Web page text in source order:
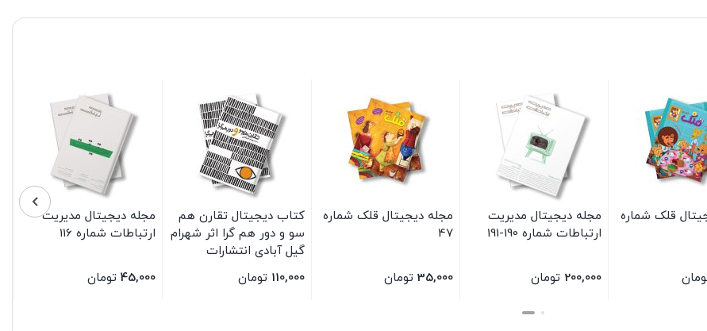
قلک شماره
مجله دیجیتال مدیریت
ارتباطات شماره 190-191
200,000 تومان
مجله دیجیتال قلک شماره
47
35,000 تومان
کتاب دیجیتال تقارن هم
سو و دور هم گرا اثر شهرام
گیل آبادی انتشارات
110,000 تومان
مجله دیجیتال مدیریت
ارتباطات شماره 116
45,000 تومان